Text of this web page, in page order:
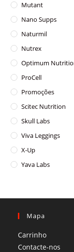
Mutant
Nano Supps
Naturmil
Nutrex
Optimum
ProCell
Promoções
Scitec Nutrition
Skull Labs
Viva Leggings
X-Up
Yava Labs
Mapa
Carrinho
Contacte-nos